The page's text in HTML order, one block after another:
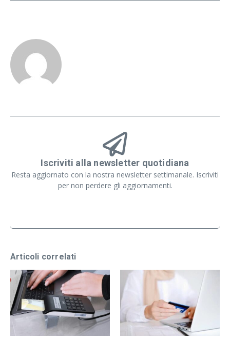
Iscriviti alla newsletter quotidiana
Resta aggiornato con la nostra newsletter settimanale. Iscriviti
per non perdere gli aggiornamenti.
Articoli correlati